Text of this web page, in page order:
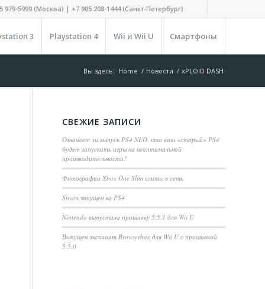
979-5999 (Москва) | +7 905 208-1444 (Санкт-Петербург)
3 Playstation 4 Wii и Wii U Смартфоны
Вы здесь: Home / Новости / xPLOID DASH
СВЕЖИЕ ЗАПИСИ
Означает ли выпуск PS4 NEO, что ваш «старый» PS4
будет запускать игры на неоптимальной
производительности?
Фотографии Xbox One Slim слиты в сеть
Steam запущен на PS4
Nintendo выпустила прошивку 5.5.1 для Wii U
Выпущен эксплоит Browserhax для Wii U с прошивкой
5.5.0